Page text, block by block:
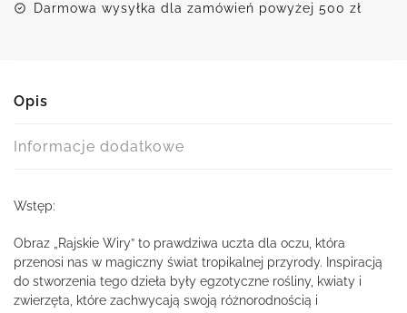
Darmowa wysyłka dla zamówień powyżej 500 zł
Opis
Informacje dodatkowe
Wstęp:
Obraz „Rajskie Wiry” to prawdziwa uczta dla oczu, która
przenosi nas w magiczny świat tropikalnej przyrody. Inspiracją
do stworzenia tego dzieła były egzotyczne rośliny, kwiaty i
zwierzęta, które zachwycają swoją różnorodnością i